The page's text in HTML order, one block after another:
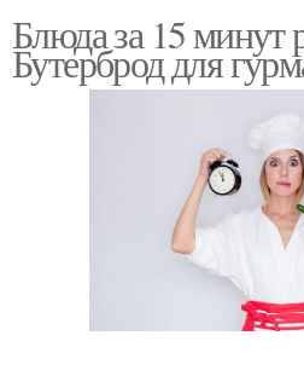
Блюда за 15 минут
Бутерброд для